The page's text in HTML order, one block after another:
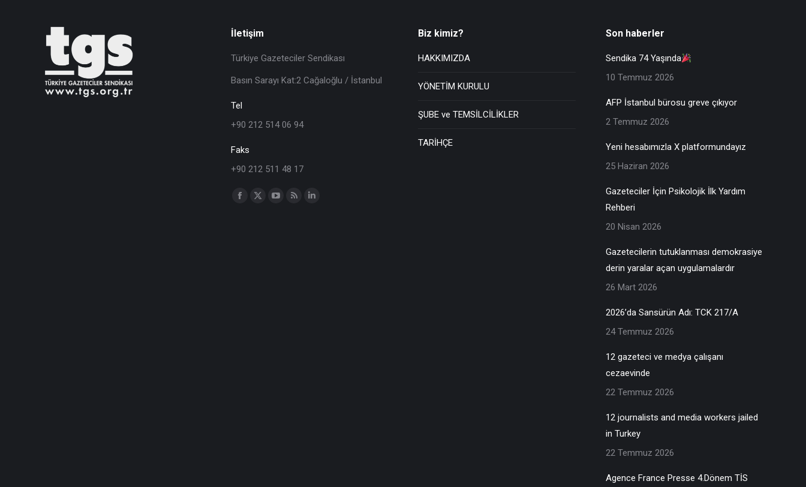
İletişim
Türkiye Gazeteciler Sendikası
Basın Sarayı Kat:2 Cağaloğlu / İstanbul
Tel
+90 212 514 06 94
Faks
+90 212 511 48 17
Find us on:
Biz kimiz?
HAKKIMIZDA
YÖNETİM KURULU
ŞUBE ve TEMSİLCİLİKLER
TARİHÇE
Son haberler
Sendika 74 Yaşında
10 Temmuz 2026
AFP İstanbul bürosu greve çıkıyor
2 Temmuz 2026
Yeni hesabımızla X platformundayız
25 Haziran 2026
Gazeteciler İçin Psikolojik İlk Yardım
Rehberi
20 Nisan 2026
Gazetecilerin tutuklanması demokrasiye
derin yaralar açan uygulamalardır
26 Mart 2026
2026’da Sansürün Adı: TCK 217/A
24 Temmuz 2026
12 gazeteci ve medya çalışanı
cezaevinde
22 Temmuz 2026
12 journalists and media workers jailed
in Turkey
22 Temmuz 2026
Agence France Presse 4.Dönem TİS